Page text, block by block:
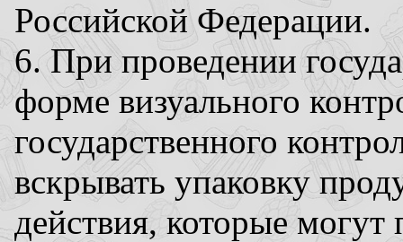
Российской Федерации.
6. При проведении
форме визуального
государственного
вскрывать упаковку
действия, которые